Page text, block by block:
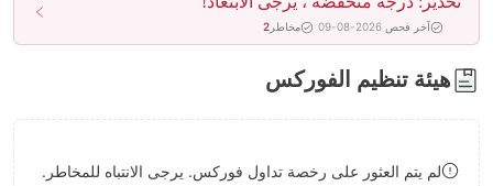
6
7
8
9
4
5
6
7
9
آخر فحص 2026-08-09 مخاطر 2
هيئة تنظيم الفوركس
لم يتم العثور على رخصة تداول فوركس. يرجى الانتباه للمخاطر.